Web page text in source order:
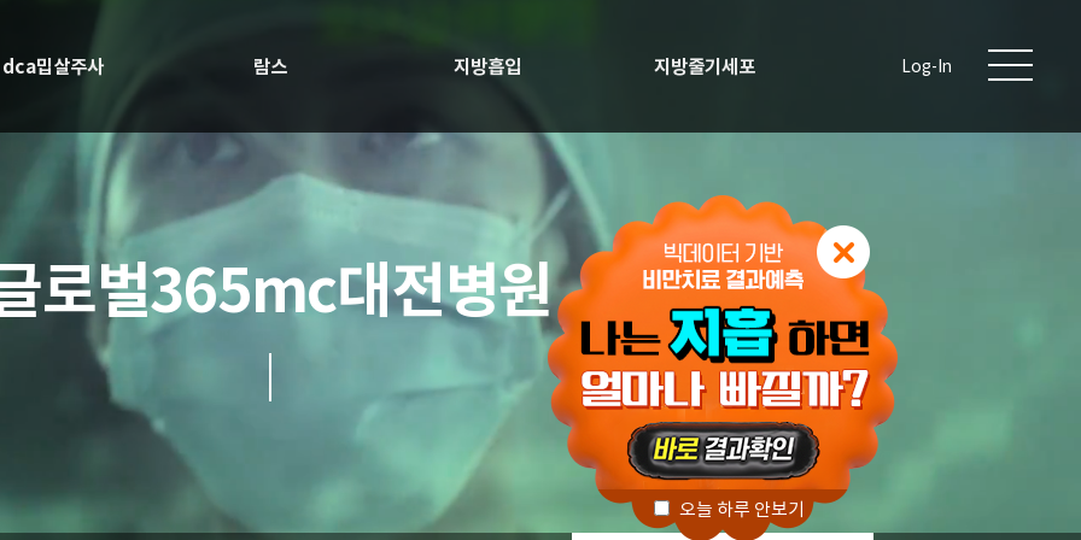
dca밉살주사 람스 지방흡입 지방줄기세포 Log-In
로벌365mc대전병원
오늘 하루 안보기